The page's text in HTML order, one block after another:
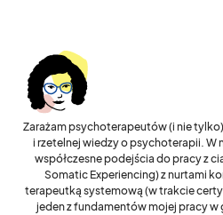
Zarażam psychoterapeutów (i nie
i rzetelnej wiedzy o psychoterapii. W
współczesne podejścia do pracy z
Somatic Experiencing) z nurtami
terapeutką systemową (w trakcie
jeden z fundamentów mojej pracy